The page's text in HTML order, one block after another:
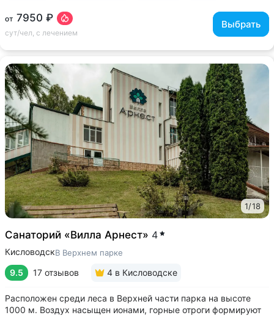
от 7950 ₽
сут/чел, с лечением
Выбрать
1/18
Санаторий «Вилла Арнест» 4
КисловодскВ Верхнем парке
9.5 17 отзывов 4 в Кисловодске
Расположен среди леса в Верхней части парка на высоте
1000 м. Воздух насыщен ионами, горные отроги формируют